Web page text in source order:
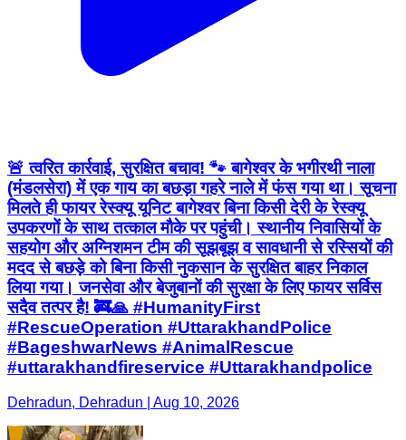
🚨 त्वरित कार्रवाई, सुरक्षित बचाव! 🐾 बागेश्वर के भगीरथी नाला
(मंडलसेरा) में एक गाय का बछड़ा गहरे नाले में फंस गया था। सूचना
मिलते ही फायर रेस्क्यू यूनिट बागेश्वर बिना किसी देरी के रेस्क्यू
उपकरणों के साथ तत्काल मौके पर पहुंची। स्थानीय निवासियों के
सहयोग और अग्निशमन टीम की सूझबूझ व सावधानी से रस्सियों की
मदद से बछड़े को बिना किसी नुकसान के सुरक्षित बाहर निकाल
लिया गया। जनसेवा और बेजुबानों की सुरक्षा के लिए फायर सर्विस
सदैव तत्पर है! 🚒🙏 #HumanityFirst
#RescueOperation #UttarakhandPolice
#BageshwarNews #AnimalRescue
#uttarakhandfireservice #Uttarakhandpolice
Dehradun, Dehradun | Aug 10, 2026